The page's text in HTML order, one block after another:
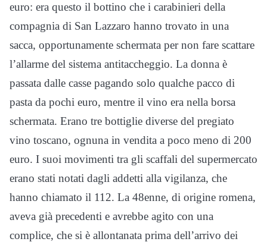
euro: era questo il bottino che i carabinieri della
compagnia di San Lazzaro hanno trovato in una
sacca, opportunamente schermata per non fare scattare
l’allarme del sistema antitaccheggio. La donna è
passata dalle casse pagando solo qualche pacco di
pasta da pochi euro, mentre il vino era nella borsa
schermata. Erano tre bottiglie diverse del pregiato
vino toscano, ognuna in vendita a poco meno di 200
euro. I suoi movimenti tra gli scaffali del supermercato
erano stati notati dagli addetti alla vigilanza, che
hanno chiamato il 112. La 48enne, di origine romena,
aveva già precedenti e avrebbe agito con una
complice, che si è allontanata prima dell’arrivo dei